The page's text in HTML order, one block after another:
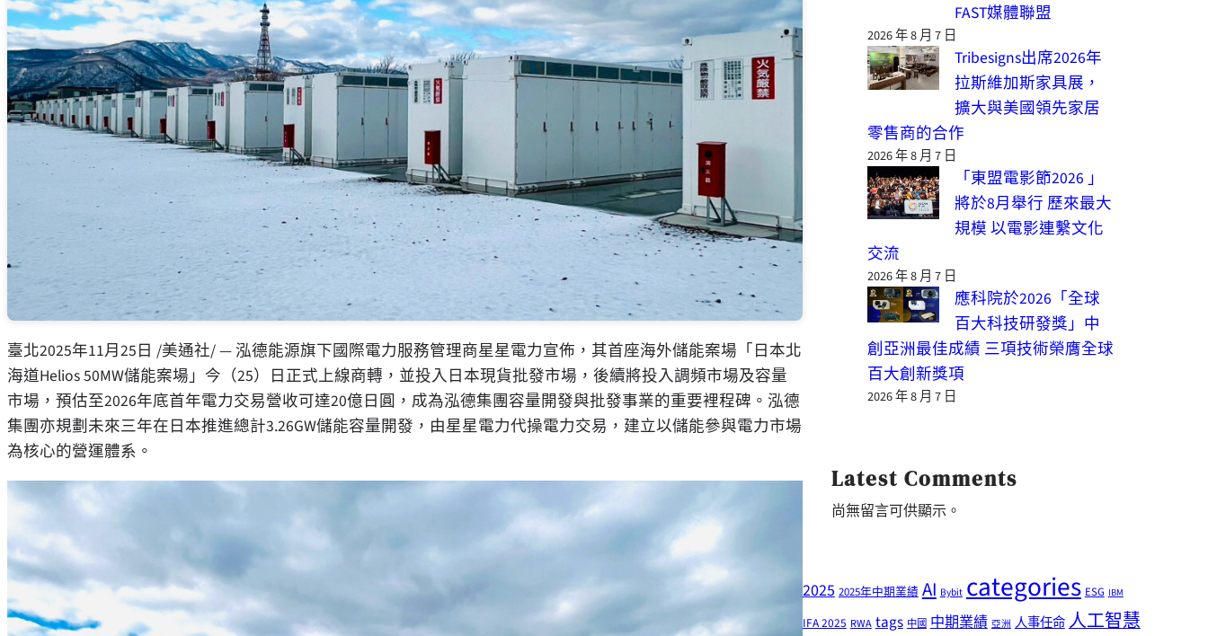
臺北2025年11月25日 /美通社/ — 泓德能源旗下國際電力服務管理商星星電力宣佈，其首座海外儲能案場「日本北
海道Helios 50MW儲能案場」今（25）日正式上線商轉 ，並投入日本現貨批發市場，後續將投入調頻市場及容量
市場，預估至2026年底首年電力交易營收可達20億日圓，成為泓德集團容量開發與批發事業的重要裡程碑。泓德
集團亦規劃未來三年在日本推進總計3.26GW儲能容量開發，由星星電力代操電力交易，建立以儲能參與電力市場
為核心的營運體系。
FAST媒體聯盟
2026 年 8 月 7 日
Tribesigns出席2026年
拉斯維加斯家具展，
擴大與美國領先家居
零售商的合作
2026 年 8 月 7 日
「東盟電影節2026 」
將於8月舉行 歷來最大
規模 以電影連繫文化
交流
2026 年 8 月 7 日
應科院於2026「全球
百大科技研發獎」中
創亞洲最佳成績 三項技術榮膺全球
百大創新獎項
2026 年 8 月 7 日
Latest Comments
尚無留言可供顯示。
2025 2025年中期業績 AI Bybit categories ESG IBM
IFA 2025 RWA tags 中國 中期業績 亞洲 人事任命人工智慧